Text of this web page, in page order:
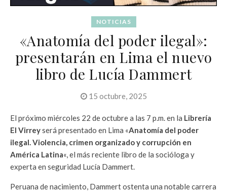
NOTICIAS
«Anatomía del poder ilegal»:
presentarán en Lima el nuevo
libro de Lucía Dammert
15 octubre, 2025
El próximo miércoles 22 de octubre a las 7 p.m. en la Librería
El Virreyserá presentado en Lima «Anatomía del poder
ilegal. Violencia, crimen organizado y corrupción en
América Latina«, el más reciente libro de la socióloga y
experta en seguridad Lucía Dammert.
Peruana de nacimiento, Dammert ostenta una notable carrera